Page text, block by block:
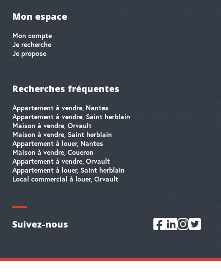
Mon espace
Mon compte
Je recherche
Je propose
Recherches fréquentes
Appartement à vendre, Nantes
Appartement à vendre, Saint herblain
Maison à vendre, Orvault
Maison à vendre, Saint herblain
Appartement à louer, Nantes
Maison à vendre, Coueron
Appartement à vendre, Orvault
Appartement à louer, Saint herblain
Local commercial à louer, Orvault
Suivez-nous